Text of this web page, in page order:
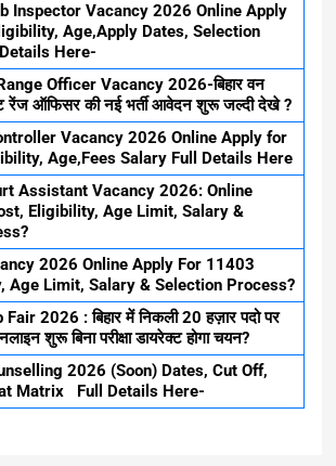
Inspector Vacancy 2026 Online Apply
Age,Apply Dates, Selection
Here-
Officer Vacancy 2026-बिहार वन
रेंज ऑफिसर की नई भर्ती आवेदन शुरू जल्दी देखे ?
Vacancy 2026 Online Apply for
Age,Fees Salary Full Details Here
Assistant Vacancy 2026: Online
Eligibility, Age Limit, Salary &
2026 Online Apply For 11403
Age Limit, Salary & Selection Process?
2026 : बिहार में निकली 20 हज़ार पदो पर
शुरू बिना परीक्षा डायरेक्ट होगा चयन?
2026 (Soon) Dates, Cut Off,
Matrix Full Details Here-